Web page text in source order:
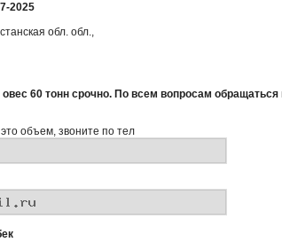
2025
обл. обл.,
60 тонн срочно. По всем вопросам
объем, звоните по тел